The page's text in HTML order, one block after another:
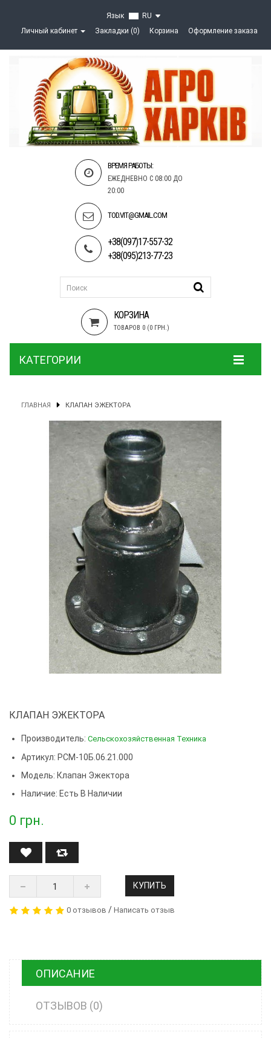
Язык
RU
Личный кабинет
Закладки (0) Корзина Оформление заказа
ВРЕМЯ РАБОТЫ:
ЕЖЕДНЕВНО С 08:00 ДО
20:00
TOD.VIT@GMAIL.COM
+38(097)17-557-32
+38(095)213-77-23
КОРЗИНА
ТОВАРОВ 0 (0 ГРН.)
КАТЕГОРИИ
ГЛАВНАЯ КЛАПАН ЭЖЕКТОРА
КЛАПАН ЭЖЕКТОРА
Производитель: Сельскохозяйственная Техника
Артикул: РСМ-10Б.06.21.000
Модель: Клапан Эжектора
Наличие: Есть В Наличии
0 грн.
КУПИТЬ
0 отзывов / Написать отзыв
ОПИСАНИЕ
ОТЗЫВОВ (0)